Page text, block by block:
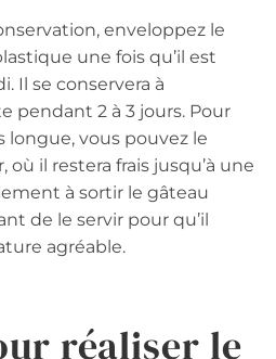
enveloppez le
une fois qu’il est
Il se conservera à
pendant 2 à 3 jours. Pour
longue, vous pouvez le
où il restera frais jusqu’à une
à sortir le gâteau
de le servir pour qu’il
agréable.
réaliser le